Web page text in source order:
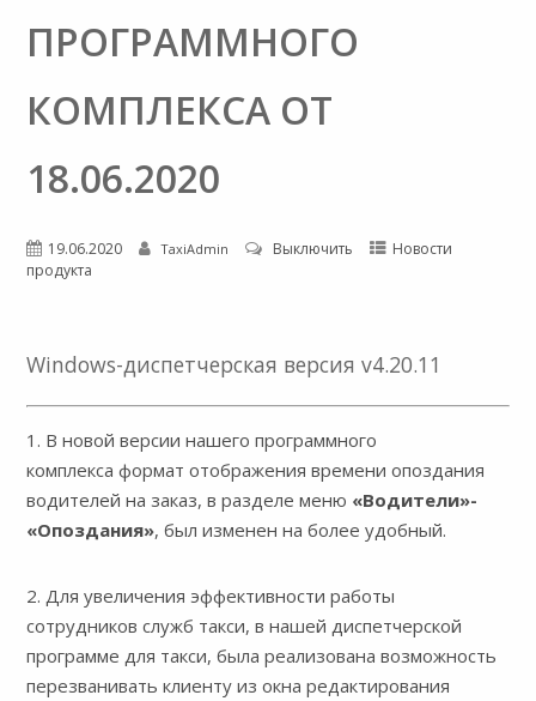
ПРОГРАММНОГО
КОМПЛЕКСА ОТ
18.06.2020
19.06.2020 TaxiAdmin Выключить
Новости
продукта
Windows-диспетчерская версия v4.20.11
1. В новой версии нашего программного
комплекса формат отображения времени опоздания
водителей на заказ, в разделе меню «Водители»-
«Опоздания», был изменен на более удобный.
2. Для увеличения эффективности работы
сотрудников служб такси, в нашей диспетчерской
программе для такси, была реализована возможность
перезванивать клиенту из окна редактирования